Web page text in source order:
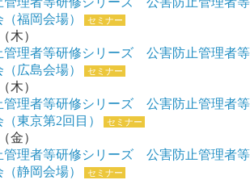
福岡会場）
セミナー
木）
管理者等研修シリーズ 公害防止管理者等
広島会場）
セミナー
木）
管理者等研修シリーズ 公害防止管理者等
東京第2回目）
セミナー
金）
管理者等研修シリーズ 公害防止管理者等
静岡会場）
セミナー